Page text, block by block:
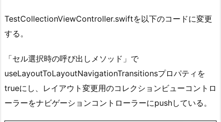
TestCollectionViewController.swiftを以下のコードに変更
する。
「セル選択時の呼び出しメソッド」で
useLayoutToLayoutNavigationTransitionsプロパティを
trueにし、レイアウト変更用のコレクションビューコントロ
ーラーをナビゲーションコントローラーにpushしている。